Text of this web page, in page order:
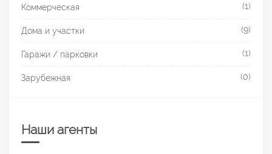
Коммерческая (1)
Дома и участки (9)
Гаражи / парковки (1)
Зарубежная (0)
Наши агенты